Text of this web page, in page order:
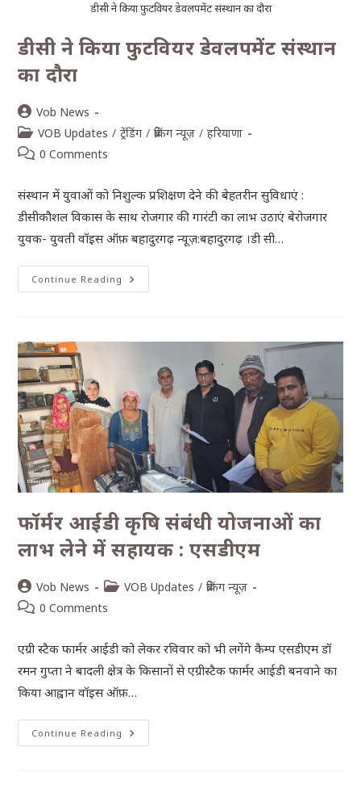
डीसी ने किया फुटवियर डेवलपमेंट संस्थान का दौरा
डीसी ने किया फुटवियर डेवलपमेंट संस्थान
का दौरा
Vob News
VOB Updates / ट्रेंडिंग / ब्रेकिंग न्यूज़ / हरियाणा
0 Comments
संस्थान में युवाओं को निशुल्क प्रशिक्षण देने की बेहतरीन सुविधाएं :
डीसीकौशल विकास के साथ रोजगार की गारंटी का लाभ उठाएं बेरोजगार
युवक- युवती वॉइस ऑफ़ बहादुरगढ़ न्यूज़:बहादुरगढ़ ।डी सी…
Continue Reading
फॉर्मर आईडी कृषि संबंधी योजनाओं का
लाभ लेने में सहायक : एसडीएम
Vob News VOB Updates / ब्रेकिंग न्यूज़
0 Comments
एग्री स्टैक फार्मर आईडी को लेकर रविवार को भी लगेंगे कैम्प एसडीएम डॉ
रमन गुप्ता ने बादली क्षेत्र के किसानों से एग्रीस्टैक फार्मर आईडी बनवाने का
किया आह्वान वॉइस ऑफ़…
Continue Reading